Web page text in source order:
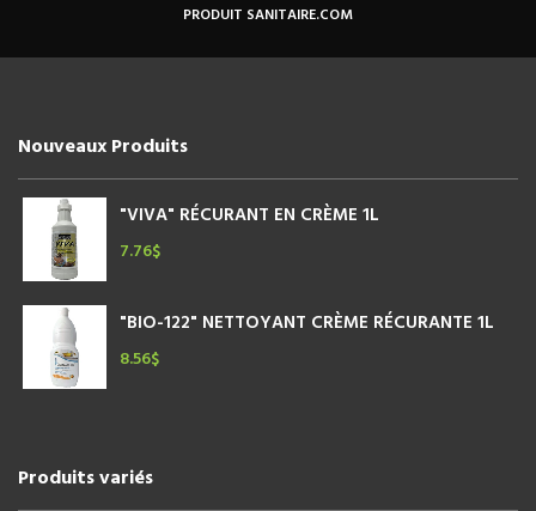
PRODUIT SANITAIRE.COM
Nouveaux Produits
"VIVA" RÉCURANT EN CRÈME 1L
7.76$
"BIO-122" NETTOYANT CRÈME RÉCURANTE 1L
8.56$
Produits variés